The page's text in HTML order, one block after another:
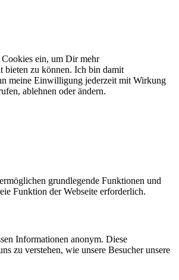
Cookies ein, um Dir mehr
bieten zu können. Ich bin damit
meine Einwilligung jederzeit mit Wirkung
ablehnen oder ändern.
grundlegende Funktionen und
Funktion der Webseite erforderlich.
Informationen anonym. Diese
zu verstehen, wie unsere Besucher unsere